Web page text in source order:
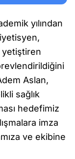
yılından
Aslan,
sağlık
hedefimiz
imza
ve ekibine